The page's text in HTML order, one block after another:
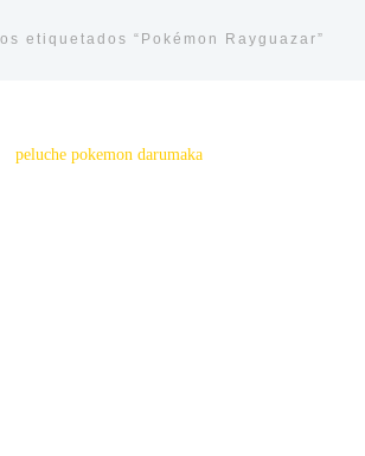
etiquetados “Pokémon Rayguazar”